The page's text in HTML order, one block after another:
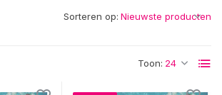
Toon:
Sorteren op: